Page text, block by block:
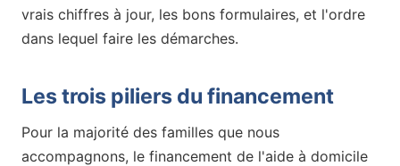
vrais chiffres à jour, les bons formulaires, et l'ordre
dans lequel faire les démarches.
Les trois piliers du financement
Pour la majorité des familles que nous
accompagnons, le financement de l'aide à domicile